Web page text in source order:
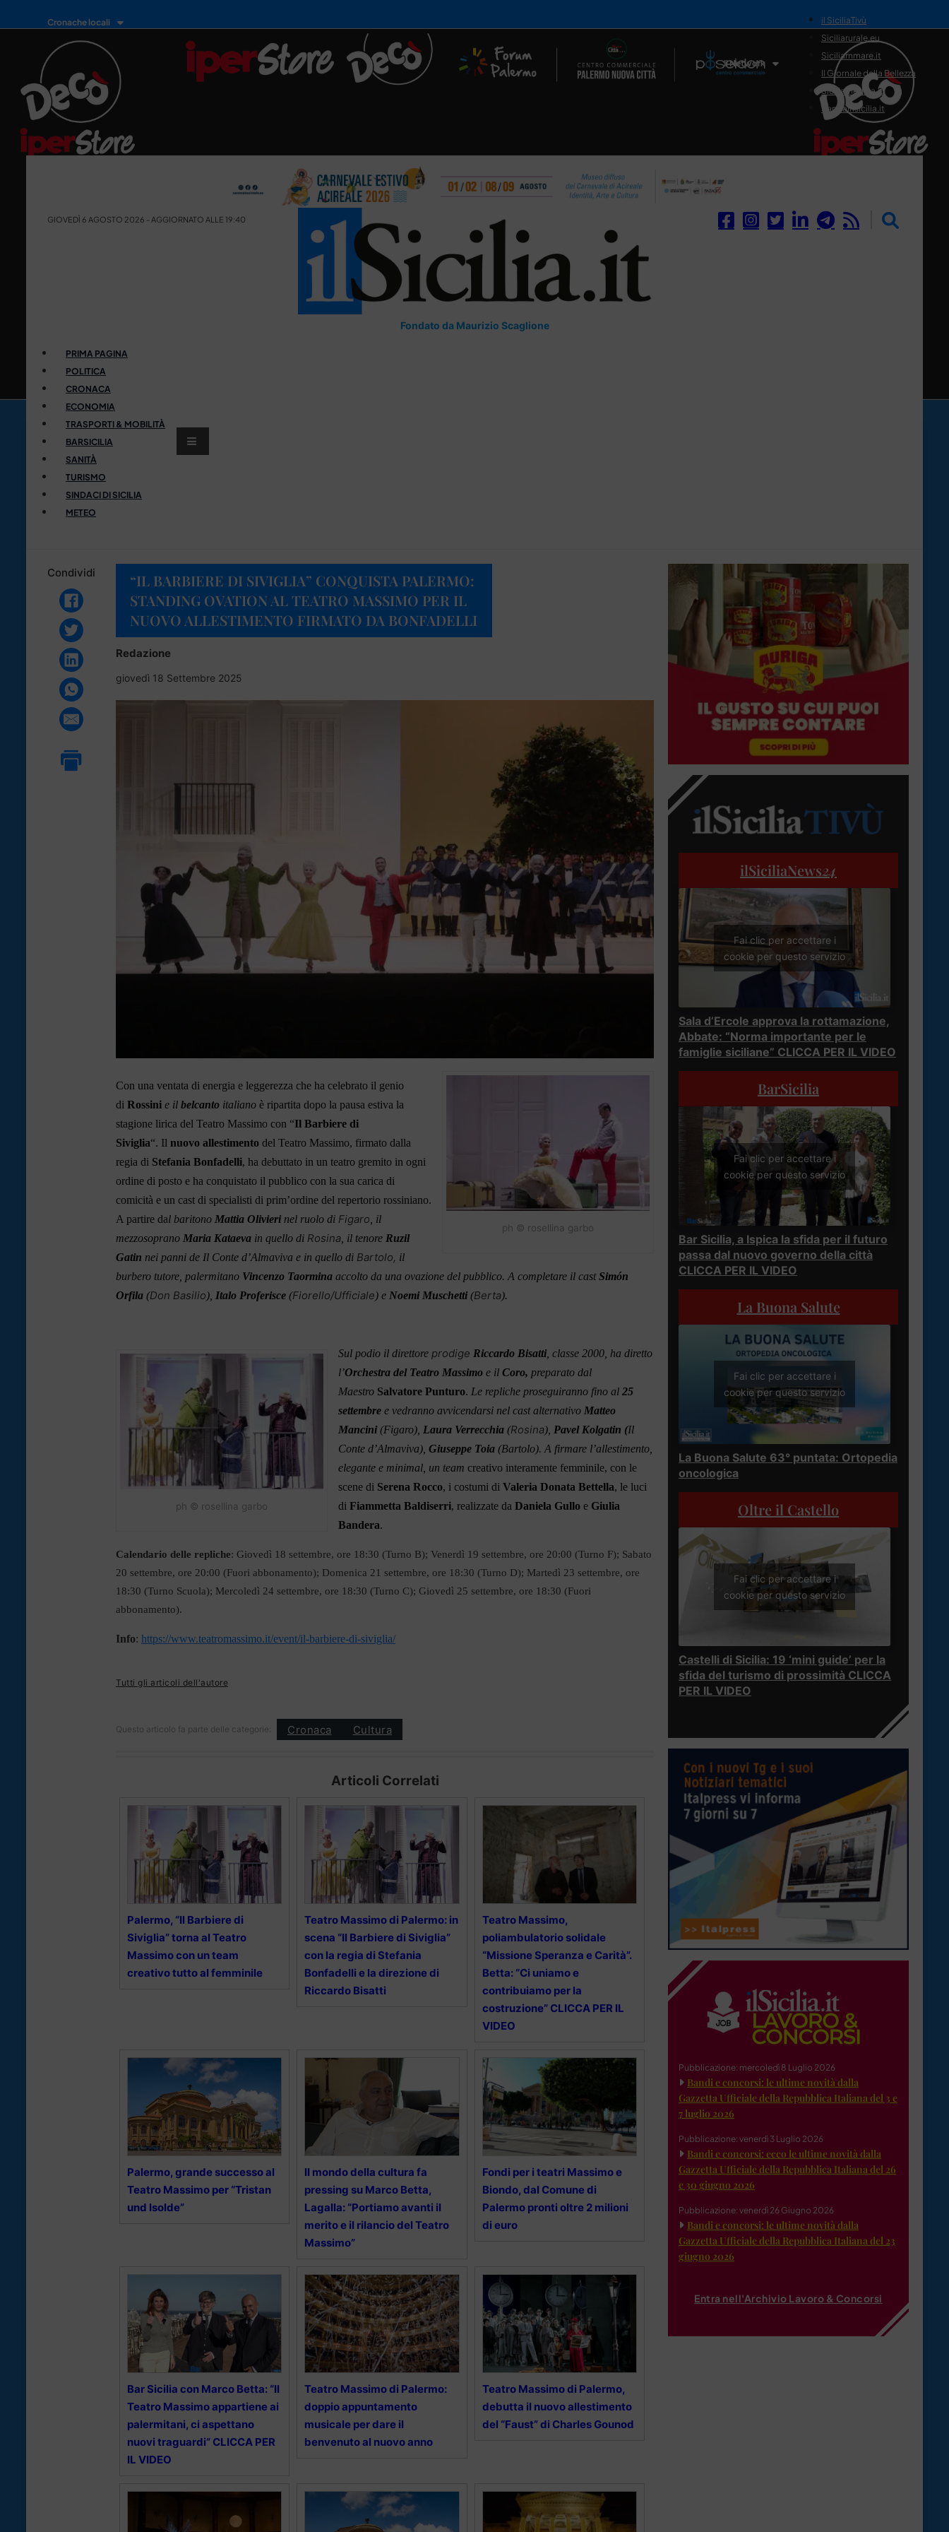
Cronache locali
Il Network
il SiciliaTivù
Siciliarurale.eu
Siciliammare.it
Il Giornale della Bellezza
Siciliamedica.it
Sanitainsicilia.it
GIOVEDÌ 6 AGOSTO 2026 - AGGIORNATO ALLE 19:40
Fondato da Maurizio Scaglione
PRIMA PAGINA
POLITICA
CRONACA
ECONOMIA
TRASPORTI & MOBILITÀ
BARSICILIA
SANITÀ
TURISMO
SINDACI DI SICILIA
METEO
Condividi
“IL BARBIERE DI SIVIGLIA” CONQUISTA PALERMO:
STANDING OVATION AL TEATRO MASSIMO PER IL
NUOVO ALLESTIMENTO FIRMATO DA BONFADELLI
Redazione
giovedì 18 Settembre 2025
ph © rosellina garbo
Con una ventata di energia e leggerezza che ha celebrato il genio
di Rossini e il belcanto italiano è ripartita dopo la pausa estiva la
stagione lirica del Teatro Massimo con “Il Barbiere di
Siviglia“. Il nuovo allestimento del Teatro Massimo, firmato dalla
regia di Stefania Bonfadelli, ha debuttato in un teatro gremito in ogni
ordine di posto e ha conquistato il pubblico con la sua carica di
comicità e un cast di specialisti di prim’ordine del repertorio rossiniano.
A partire dal baritono Mattia Olivieri nel ruolo di Figaro, il
mezzosoprano Maria Kataeva in quello di Rosina, il tenore Ruzil
Gatin nei panni de Il Conte d’Almaviva e in quello di Bartolo, il
burbero tutore, palermitano Vincenzo Taormina accolto da una ovazione del pubblico. A completare il castSimón
Orfila (Don Basilio), Italo Proferisce (Fiorello/Ufficiale) e Noemi Muschetti (Berta).
ph © rosellina garbo
Sul podio il direttore prodige Riccardo Bisatti, classe 2000, ha diretto
l’Orchestra del Teatro Massimo e il Coro, preparato dal
Maestro Salvatore Punturo. Le repliche proseguiranno fino al 25
settembre e vedranno avvicendarsi nel cast alternativo Matteo
Mancini (Figaro), Laura Verrecchia (Rosina), Pavel Kolgatin (Il
Conte d’Almaviva), Giuseppe Toia (Bartolo). A firmare l’allestimento,
elegante e minimal, un team creativo interamente femminile, con le
scene di Serena Rocco, i costumi di Valeria Donata Bettella, le luci
di Fiammetta Baldiserri, realizzate da Daniela Gullo e Giulia
Bandera.
Calendario delle repliche: Giovedì 18 settembre, ore 18:30 (Turno B); Venerdì 19 settembre, ore 20:00 (Turno F); Sabato
20 settembre, ore 20:00 (Fuori abbonamento); Domenica 21 settembre, ore 18:30 (Turno D); Martedì 23 settembre, ore
18:30 (Turno Scuola); Mercoledì 24 settembre, ore 18:30 (Turno C); Giovedì 25 settembre, ore 18:30 (Fuori
abbonamento).
Info: https://www.teatromassimo.it/event/il-barbiere-di-siviglia/
Tutti gli articoli dell'autore
Questo articolo fa parte delle categorie: Cronaca Cultura
Articoli Correlati
Palermo, “Il Barbiere di
Siviglia” torna al Teatro
Massimo con un team
creativo tutto al femminile
Teatro Massimo di Palermo: in
scena “Il Barbiere di Siviglia”
con la regia di Stefania
Bonfadelli e la direzione di
Riccardo Bisatti
Teatro Massimo,
poliambulatorio solidale
“Missione Speranza e Carità”.
Betta: “Ci uniamo e
contribuiamo per la
costruzione” CLICCA PER IL
VIDEO
Palermo, grande successo al
Teatro Massimo per “Tristan
und Isolde”
Il mondo della cultura fa
pressing su Marco Betta,
Lagalla: “Portiamo avanti il
merito e il rilancio del Teatro
Massimo”
Fondi per i teatri Massimo e
Biondo, dal Comune di
Palermo pronti oltre 2 milioni
di euro
Bar Sicilia con Marco Betta: “Il
Teatro Massimo appartiene ai
palermitani, ci aspettano
nuovi traguardi” CLICCA PER
IL VIDEO
Teatro Massimo di Palermo:
doppio appuntamento
musicale per dare il
benvenuto al nuovo anno
Teatro Massimo di Palermo,
debutta il nuovo allestimento
del “Faust” di Charles Gounod
ilSiciliaNews24
Fai clic per accettare i
cookie per questo servizio
Sala d’Ercole approva la rottamazione,
Abbate: “Norma importante per le
famiglie siciliane” CLICCA PER IL VIDEO
BarSicilia
Fai clic per accettare i
cookie per questo servizio
Bar Sicilia, a Ispica la sfida per il futuro
passa dal nuovo governo della città
CLICCA PER IL VIDEO
La Buona Salute
Fai clic per accettare i
cookie per questo servizio
La Buona Salute 63° puntata: Ortopedia
oncologica
Oltre il Castello
Fai clic per accettare i
cookie per questo servizio
Castelli di Sicilia: 19 ‘mini guide’ per la
sfida del turismo di prossimità CLICCA
PER IL VIDEO
Pubblicazione: mercoledì 8 Luglio 2026
Bandi e concorsi: le ultime novità dalla
Gazzetta Ufficiale della Repubblica Italiana del 3 e
7 luglio 2026
Pubblicazione: venerdì 3 Luglio 2026
Bandi e concorsi: ecco le ultime novità dalla
Gazzetta Ufficiale della Repubblica Italiana del 26
e 30 giugno 2026
Pubblicazione: venerdì 26 Giugno 2026
Bandi e concorsi: le ultime novità dalla
Gazzetta Ufficiale della Repubblica Italiana del 23
giugno 2026
Entra nell'Archivio Lavoro & Concorsi